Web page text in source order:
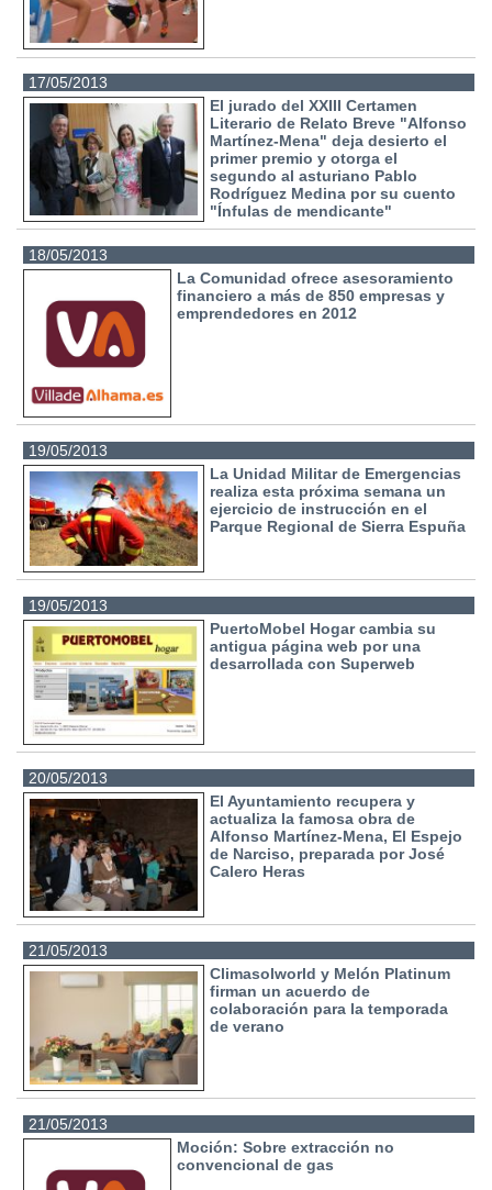
17/05/2013
El jurado del XXIII Certamen
Literario de Relato Breve "Alfonso
Martínez-Mena" deja desierto el
primer premio y otorga el
segundo al asturiano Pablo
Rodríguez Medina por su cuento
"Ínfulas de mendicante"
18/05/2013
La Comunidad ofrece asesoramiento
financiero a más de 850 empresas y
emprendedores en 2012
19/05/2013
La Unidad Militar de Emergencias
realiza esta próxima semana un
ejercicio de instrucción en el
Parque Regional de Sierra Espuña
19/05/2013
PuertoMobel Hogar cambia su
antigua página web por una
desarrollada con Superweb
20/05/2013
El Ayuntamiento recupera y
actualiza la famosa obra de
Alfonso Martínez-Mena, El Espejo
de Narciso, preparada por José
Calero Heras
21/05/2013
Climasolworld y Melón Platinum
firman un acuerdo de
colaboración para la temporada
de verano
21/05/2013
Moción: Sobre extracción no
convencional de gas